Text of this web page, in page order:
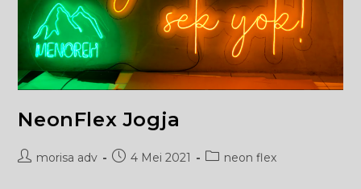
NeonFlex Jogja
Postmorisa adv
Post4 Mei 2021
Postneon flex